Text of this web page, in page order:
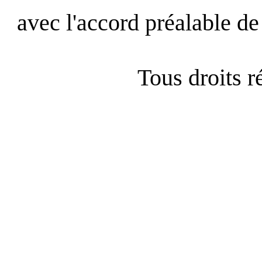
avec l'accord préalable
Tous droits